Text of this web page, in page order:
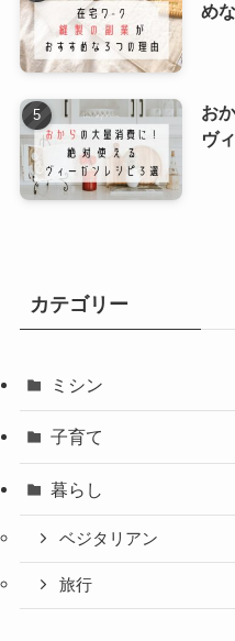
め
お
ヴ
カテゴリー
ミシン
子育て
暮らし
ベジタリアン
旅行